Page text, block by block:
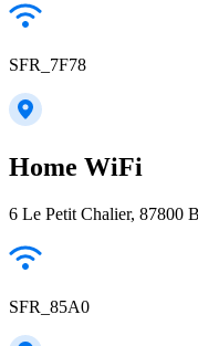
SFR_7F78
Home WiFi
6 Le Petit Chalier, 87800
SFR_85A0